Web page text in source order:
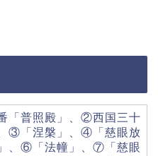
「普照殿」、②西国三十
③「涅槃」、④「慈眼放
、⑥「法幢」、⑦「慈眼